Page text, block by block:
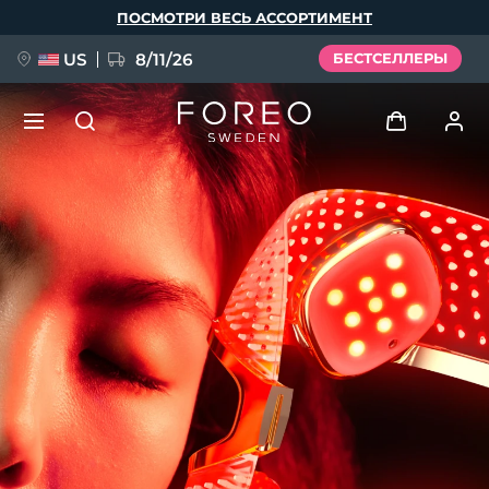
ПОСМОТРИ ВЕСЬ АССОРТИМЕНТ
US 8/11/26 БЕСТСЕЛЛЕРЫ
Войти
Профиль пользователя
Мои приборы
Мои заказы
Мои адреса
Мои подписки
НОВИНКА
FAQ™ Pure Beauty-Tech Elixir
BREAKING NEWS
issa™ Teeth Whitening Set
Язык
English Deutsch
Español
Français
Italiano
Português
Polski
Svenska
Русский
Türkçe
简体中文 繁體中文